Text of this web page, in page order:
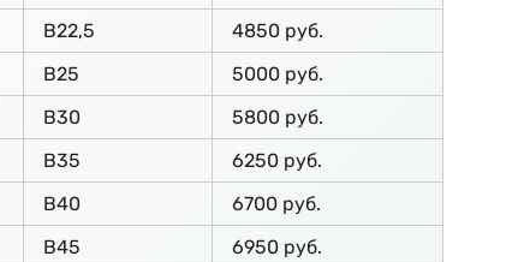
В22,5
4850 руб.
В25
5000 руб.
В30
5800 руб.
В35
6250 руб.
В40
6700 руб.
В45
6950 руб.